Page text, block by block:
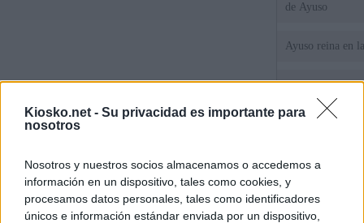
Kiosko.net - Su privacidad es importante para
nosotros
Nosotros y nuestros socios almacenamos o accedemos a
información en un dispositivo, tales como cookies, y
procesamos datos personales, tales como identificadores
únicos e información estándar enviada por un dispositivo,
de Ayuso
Ayuso reina en
El juez propone
la filtración de
jefa" Ayuso
WhatsApp,
un nuevo cruce
15 de agosto